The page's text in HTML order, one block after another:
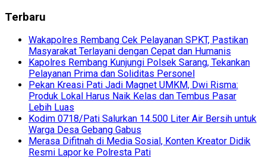
Terbaru
Wakapolres Rembang Cek Pelayanan SPKT, Pastikan
Masyarakat Terlayani dengan Cepat dan Humanis
Kapolres Rembang Kunjungi Polsek Sarang, Tekankan
Pelayanan Prima dan Soliditas Personel
Pekan Kreasi Pati Jadi Magnet UMKM, Dwi Risma:
Produk Lokal Harus Naik Kelas dan Tembus Pasar
Lebih Luas
Kodim 0718/Pati Salurkan 14.500 Liter Air Bersih untuk
Warga Desa Gebang Gabus
Merasa Difitnah di Media Sosial, Konten Kreator Didik
Resmi Lapor ke Polresta Pati